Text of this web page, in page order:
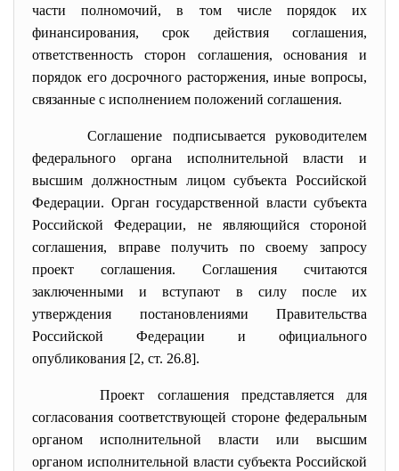
части полномочий, в том числе порядок их
финансирования, срок действия соглашения,
ответственность сторон соглашения, основания и
порядок его досрочного расторжения, иные вопросы,
связанные с исполнением положений соглашения.
Соглашение подписывается руководителем
федерального органа исполнительной власти и
высшим должностным лицом субъекта Российской
Федерации. Орган государственной власти субъекта
Российской Федерации, не являющийся стороной
соглашения, вправе получить по своему запросу
проект соглашения. Соглашения считаются
заключенными и вступают в силу после их
утверждения постановлениями Правительства
Российской Федерации и официального
опубликования [2, ст. 26.8].
Проект соглашения представляется для
согласования соответствующей стороне федеральным
органом исполнительной власти или высшим
органом исполнительной власти субъекта Российской